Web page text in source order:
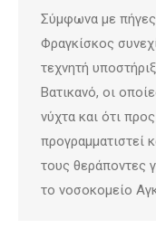
Σύμφωνα με
Φραγκίσκος
τεχνητή
Βατικανό, οι
νύχτα και ότι
προγραμματιστεί
τους θεράποντες
το νοσοκομείο